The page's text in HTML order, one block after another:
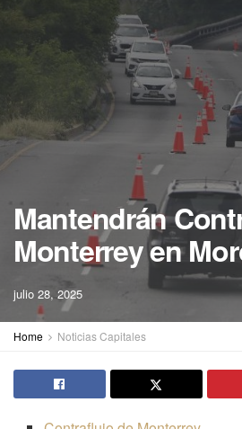
Mantendrán
Monterrey en
julio 28, 2025
Home Noticias Capitales